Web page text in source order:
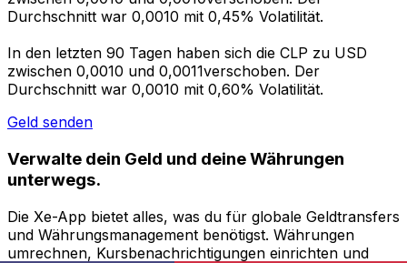
Durchschnitt war 0,0010 mit 0,45% Volatilität.
In den letzten 90 Tagen haben sich die CLP zu USD
zwischen 0,0010 und 0,0011verschoben. Der
Durchschnitt war 0,0010 mit 0,60% Volatilität.
Geld senden
Verwalte dein Geld und deine Währungen
unterwegs.
Die Xe-App bietet alles, was du für globale Geldtransfers
und Währungsmanagement benötigst. Währungen
umrechnen, Kursbenachrichtigungen einrichten und